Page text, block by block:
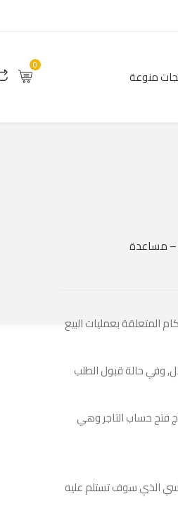
منوعة
0
0
– مساعدة
المتعلقة بعمليات البيع
سوف تصلنا الاشعارات وسنقوم بمراجعة الطلب خلال 5 ايام عمل, وفي حالة قبول الطلب
فتح حساب التاجر وهي
الذي سوف تستلم عليه